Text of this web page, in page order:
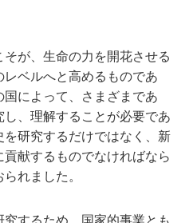
が、生命の力を開花させる
ベルへと高めるものであ
によって、さまざまであ
、理解することが必要であ
研究するだけではなく、新
献するものでなければなら
れました。
するため、国家的事業とも